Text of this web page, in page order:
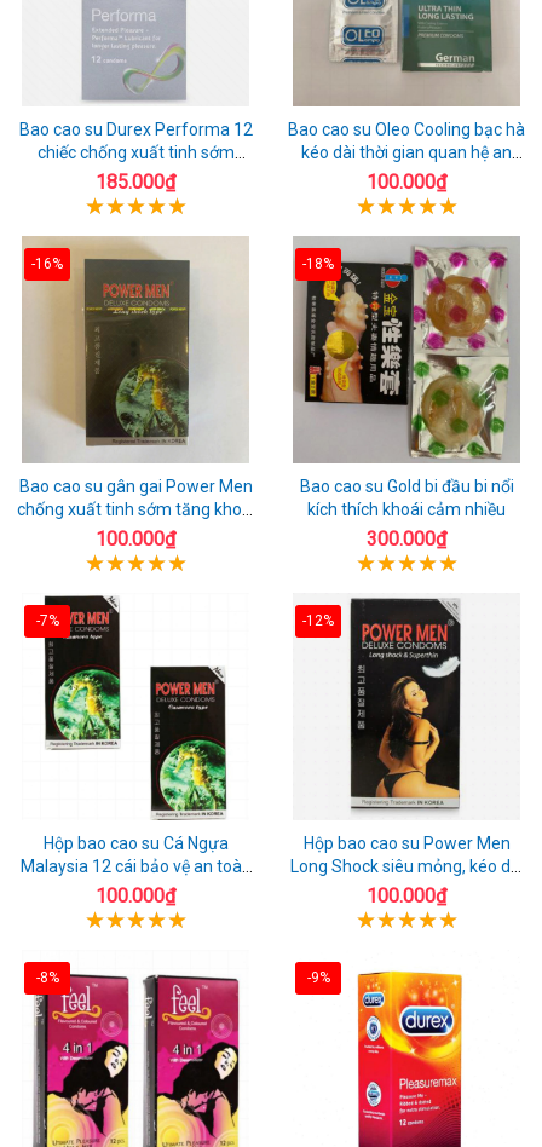
Bao cao su Durex Performa 12
chiếc chống xuất tinh sớm
chuẩn Thái Lan
185.000₫
Bao cao su Oleo Cooling bạc hà
kéo dài thời gian quan hệ an
toàn
100.000₫
-16%
Bao cao su gân gai Power Men
chống xuất tinh sớm tăng khoái
cảm
100.000₫
-18%
Bao cao su Gold bi đầu bi nổi
kích thích khoái cảm nhiều
300.000₫
-7%
Hộp bao cao su Cá Ngựa
Malaysia 12 cái bảo vệ an toàn
tuyệt đối
100.000₫
-12%
Hộp bao cao su Power Men
Long Shock siêu mỏng, kéo dài
quan hệ thoải mái
100.000₫
-8% -9%